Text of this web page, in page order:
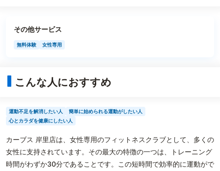
その他サービス
無料体験 女性専用
こんな人におすすめ
運動不足を解消したい人
簡単に始められる運動がしたい人
心とカラダを健康にしたい人
カーブス 岸里店は、女性専用のフィットネスクラブとして、多くの
女性に支持されています。その最大の特徴の一つは、トレーニング
時間がわずか30分であることです。この短時間で効率的に運動がで